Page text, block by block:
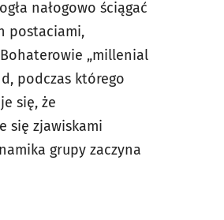
nałogowo ściągać
postaciami,
„millenial
podczas którego
się, że
się zjawiskami
grupy zaczyna